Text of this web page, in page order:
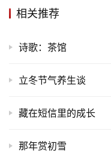
乐
专
多
相关推荐
诗歌：茶馆
立冬节气养生谈
藏在短信里的成长
那年赏初雪